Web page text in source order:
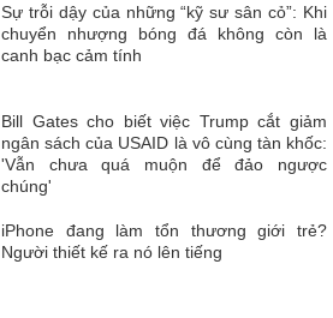
Sự trỗi dậy của những “kỹ sư sân cỏ”: Khi
chuyển nhượng bóng đá không còn là
canh bạc cảm tính
Bill Gates cho biết việc Trump cắt giảm
ngân sách của USAID là vô cùng tàn khốc:
'Vẫn chưa quá muộn để đảo ngược
chúng'
iPhone đang làm tổn thương giới trẻ?
Người thiết kế ra nó lên tiếng